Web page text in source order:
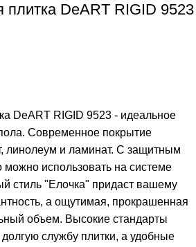
плитка DeART RIGID 9523
DeART RIGID 9523 - идеальное
Современное покрытие
линолеум и ламинат. С защитным
использовать на системе
стиль "Елочка" придаст вашему
а ощутимая, прокрашенная
объем. Высокие стандарты
долгую службу плитки, а удобные